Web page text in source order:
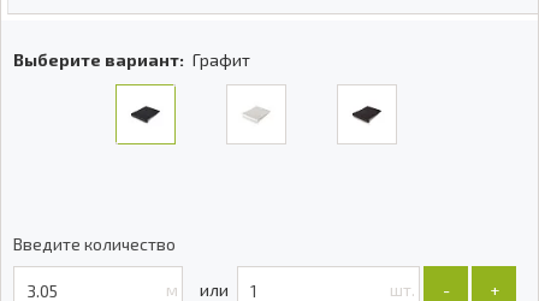
Выберите вариант: Графит
Введите количество
м шт. +
-